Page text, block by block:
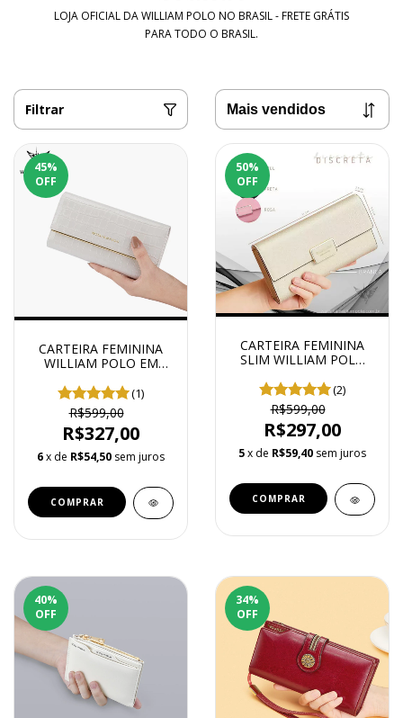
LOJA OFICIAL DA WILLIAM POLO NO BRASIL - FRETE GRÁTIS
PARA TODO O BRASIL.
Filtrar
45%
OFF
CARTEIRA FEMININA
WILLIAM POLO EM
QUEEN (1)
R$599,00
R$327,00
6x de R$54,50 sem juros
COMPRAR
50%
OFF
CARTEIRA FEMININA
SLIM WILLIAM POLO
MODELO REFINEMENT
(2)
R$599,00
R$297,00
5x de R$59,40 sem juros
COMPRAR
40%
OFF
34%
OFF